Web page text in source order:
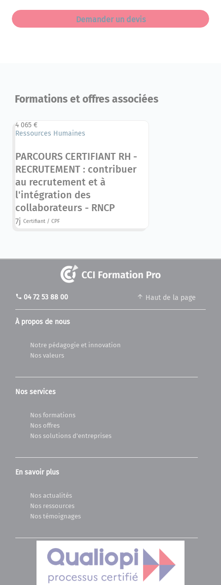
Demander un devis
Formations et offres associées
4 065 €
Ressources Humaines
PARCOURS CERTIFIANT RH -
RECRUTEMENT : contribuer
au recrutement et à
l'intégration des
collaborateurs - RNCP
7j Certifiant / CPF
À propos de nous
Notre pédagogie et innovation
Nos valeurs
Nos services
Nos formations
Nos offres
Nos solutions d'entreprises
En savoir plus
Nos actualités
Nos ressources
Nos témoignages
Haut de la page
phone 04 72 53 88 00